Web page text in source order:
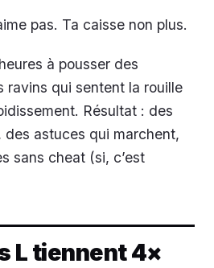
pas. Ta caisse non plus.
à pousser des
ravins qui sentent la rouille
Résultat : des
astuces qui marchent,
sans cheat (si, c’est
L tiennent 4×